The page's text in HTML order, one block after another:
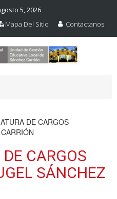
5, 2026
Mapa Del Sitio Contactanos
DE CARGOS
CARGOS
SÁNCHEZ